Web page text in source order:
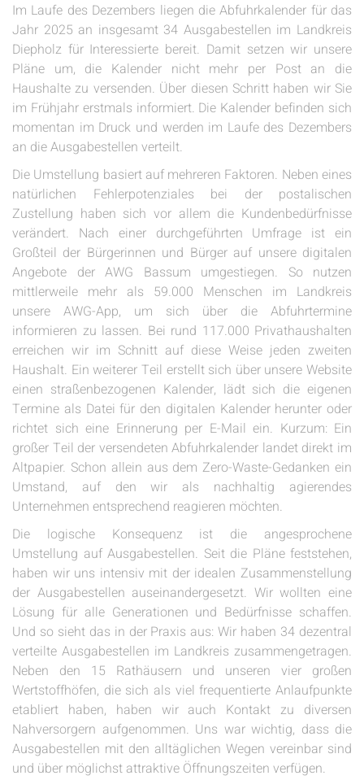
Im Laufe des Dezembers liegen die Abfuhrkalender für das
Jahr 2025 an insgesamt 34 Ausgabestellen im Landkreis
Diepholz für Interessierte bereit. Damit setzen wir unsere
Pläne um, die Kalender nicht mehr per Post an die
Haushalte zu versenden. Über diesen Schritt haben wir Sie
im Frühjahr erstmals informiert. Die Kalender befinden sich
momentan im Druck und werden im Laufe des Dezembers
an die Ausgabestellen verteilt.
Die Umstellung basiert auf mehreren Faktoren. Neben eines
natürlichen Fehlerpotenziales bei der postalischen
Zustellung haben sich vor allem die Kundenbedürfnisse
verändert. Nach einer durchgeführten Umfrage ist ein
Großteil der Bürgerinnen und Bürger auf unsere digitalen
Angebote der AWG Bassum umgestiegen. So nutzen
mittlerweile mehr als 59.000 Menschen im Landkreis
unsere AWG-App, um sich über die Abfuhrtermine
informieren zu lassen. Bei rund 117.000 Privathaushalten
erreichen wir im Schnitt auf diese Weise jeden zweiten
Haushalt. Ein weiterer Teil erstellt sich über unsere Website
einen straßenbezogenen Kalender, lädt sich die eigenen
Termine als Datei für den digitalen Kalender herunter oder
richtet sich eine Erinnerung per E-Mail ein. Kurzum: Ein
großer Teil der versendeten Abfuhrkalender landet direkt im
Altpapier. Schon allein aus dem Zero-Waste-Gedanken ein
Umstand, auf den wir als nachhaltig agierendes
Unternehmen entsprechend reagieren möchten.
Die logische Konsequenz ist die angesprochene
Umstellung auf Ausgabestellen. Seit die Pläne feststehen,
haben wir uns intensiv mit der idealen Zusammenstellung
der Ausgabestellen auseinandergesetzt. Wir wollten eine
Lösung für alle Generationen und Bedürfnisse schaffen.
Und so sieht das in der Praxis aus: Wir haben 34 dezentral
verteilte Ausgabestellen im Landkreis zusammengetragen.
Neben den 15 Rathäusern und unseren vier großen
Wertstoffhöfen, die sich als viel frequentierte Anlaufpunkte
etabliert haben, haben wir auch Kontakt zu diversen
Nahversorgern aufgenommen. Uns war wichtig, dass die
Ausgabestellen mit den alltäglichen Wegen vereinbar sind
und über möglichst attraktive Öffnungszeiten verfügen.